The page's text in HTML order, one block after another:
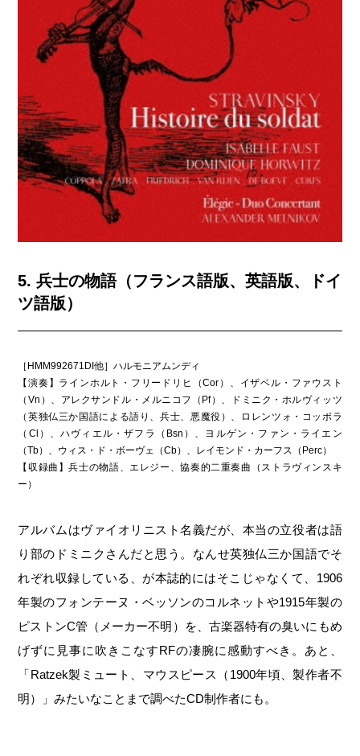
5. 兵士の物語（フランス語版、英語版、ドイ
ツ語版）
［HMM992671DI他］ハルモニアムンディ
【演奏】ラインホルト・フリードリヒ（Cor）、イザベル・ファウスト
（Vn）、アレクサンドル・メルニコフ（Pf）、ドミニク・ホルヴィッツ
（英独仏三か国語による語り、兵士、悪魔役）、ロレンツォ・コッポラ
（Cl）、ハヴィエル・ザフラ（Bsn）、ヨルゲン・ファン・ライエン
（Tb）、ウィス・ド・ボーヴェ（Cb）、レイモンド・カーフス（Perc）
【収録曲】兵士の物語、エレジー、協奏的二重奏曲（ストラヴィンスキ
ー）
アルバムはヴァイオリニスト名義だが、本当の立役者は語
り部のドミニクさんだと思う。なんせ英独仏三か国語でそ
れぞれ収録している、が本誌的にはそこじゃなくて、1906
年製のフォンテーヌ・ベッソンのコルネットや1915年製の
ピストンC管（メーカー不明）を、古楽器特有の臭いにもめ
げずに見事に吹きこなすRFの凄腕に感動すべき。あと、
「Ratzek製ミュート、マウスピース（1900年頃、製作者不
明）」みたいなことまで調べたCD制作者にも。